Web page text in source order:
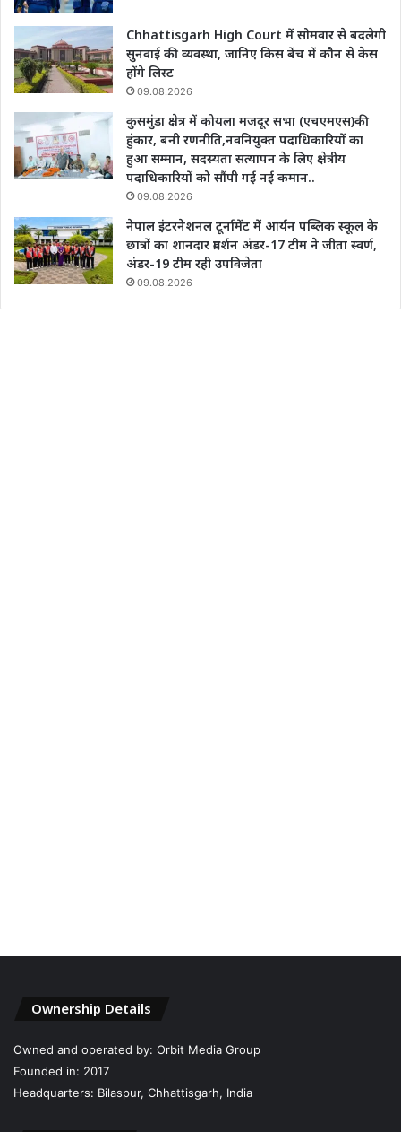
Chhattisgarh High Court में सोमवार से बदलेगी
सुनवाई की व्यवस्था, जानिए किस बेंच में कौन से केस
होंगे लिस्ट
09.08.2026
कुसमुंडा क्षेत्र में कोयला मजदूर सभा (एचएमएस)की
हुंकार, बनी रणनीति,नवनियुक्त पदाधिकारियों का
हुआ सम्मान, सदस्यता सत्यापन के लिए क्षेत्रीय
पदाधिकारियों को सौंपी गई नई कमान..
09.08.2026
नेपाल इंटरनेशनल टूर्नामेंट में आर्यन पब्लिक स्कूल के
छात्रों का शानदार प्रदर्शन अंडर-17 टीम ने जीता स्वर्ण,
अंडर-19 टीम रही उपविजेता
09.08.2026
Ownership Details
Owned and operated by: Orbit Media Group
Founded in: 2017
Headquarters: Bilaspur, Chhattisgarh, India